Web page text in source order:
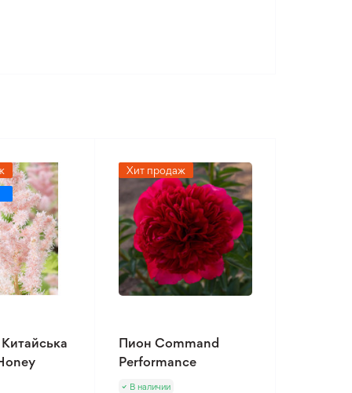
Хит продаж
Пион Command
Performance
В наличии